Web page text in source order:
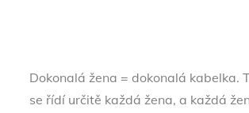
Dokonalá žena = dokonalá kabelka.
se řídí určitě každá žena, a každá